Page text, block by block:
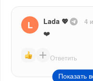
L Lada 💖 4
❤️
Ответить
Показать